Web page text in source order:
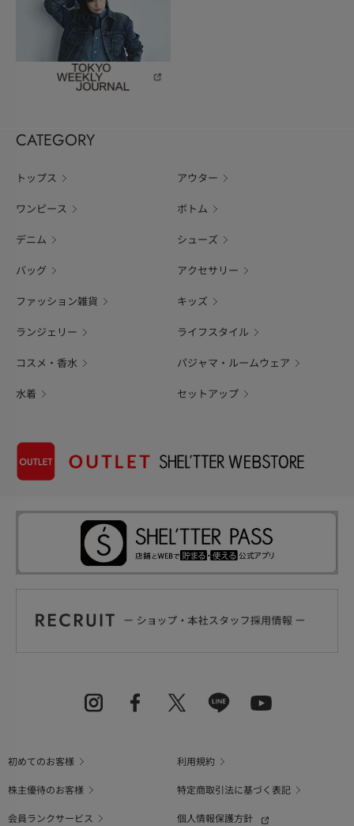
CATEGORY
トップス アウター
ワンピース ボトム
デニム シューズ
バッグ アクセサリー
ファッション雑貨 キッズ
ランジェリー ライフスタイル
コスメ・香水 パジャマ・ルームウェア
水着 セットアップ
初めてのお客様
利用規約
株主優待のお客様
特定商取引法に基づく表記
会員ランクサービス
個人情報保護方針